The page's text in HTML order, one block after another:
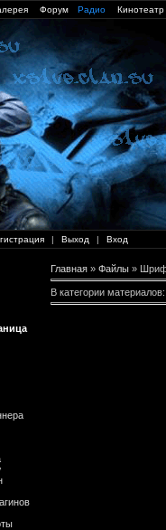
Форум Радио Кинотеатр
| Выход | Вход
Главная » Файлы »
В категории материалов: